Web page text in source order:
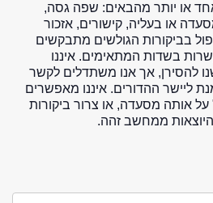
אחד או יותר מהבאים: שפה גסה,
או בעליה, קישורים, אזכור
בביקורות הגולשים מתבקשים
בשדות המתאימים. איננו
להסירן, אך אנו משתדלים לקשר
ליישר ההדורים. איננו מאפשרים
אותה מסעדה, או צרור ביקורות
היוצאות ממחשב זהה.